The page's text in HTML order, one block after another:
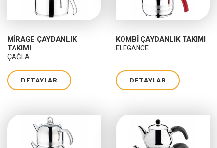
MIRAGE ÇAYDANLIK
TAKIMI
ÇAĞLA
DETAYLAR
KOMBI ÇAYDANLIK TAKIMI
ELEGANCE
DETAYLAR